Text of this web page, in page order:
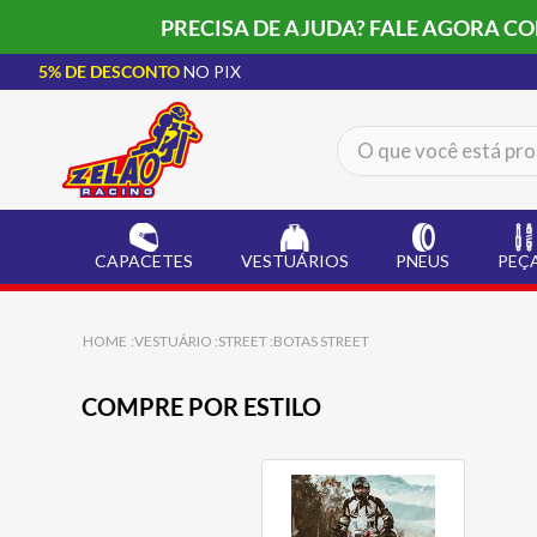
PRECISA DE AJUDA? FALE AGORA
5% DE DESCONTONO PIX
O que você está
CAPACETES VESTUÁRIOS PNEUS
VESTUÁRIO STREET BOTAS STREET
COMPRE POR ESTILO
CAPACETE LS2
2º BOTA
5 LUVA
BAU
CALÇA